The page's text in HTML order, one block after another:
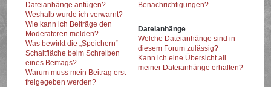
Dateianhänge anfügen?
Weshalb wurde ich verwarnt?
Wie kann ich Beiträge den
Moderatoren melden?
Was bewirkt die „Speichern“-
Schaltfläche beim Schreiben
eines Beitrags?
Warum muss mein Beitrag erst
freigegeben werden?
Benachrichtigungen?
Dateianhänge
Welche Dateianhänge sind in
diesem Forum zulässig?
Kann ich eine Übersicht all
meiner Dateianhänge erhalten?